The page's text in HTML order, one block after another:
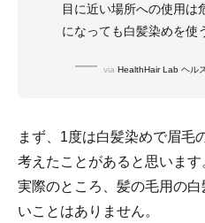
目に近い場所への使用は
になっても白髪染めを使
via HealthHair Lab ヘル
まず、1度は白髪染めで眉毛
考えたことがあると思います
実際のところ、髪の毛用の
いことはありません。